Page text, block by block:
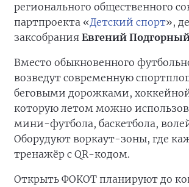
регионального общественного
партпроекта «Детский спорт»,
заксобрания Евгений
Вместо обыкновенного
возведут современную
беговыми дорожками,
которую летом можно
мини-футбола, баскетбола,
Оборудуют воркаут-зоны, где
тренажёр с QR-кодом.
Открыть ФОКОТ планируют до